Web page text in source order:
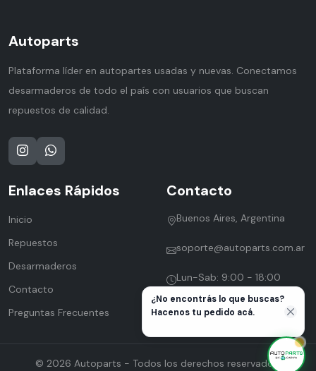
¿No encontrás lo que buscas?
Hacenos tu pedido acá.
Autoparts
Plataforma líder en autopartes usadas y nuevas. Conectamos
desarmaderos de todo el país con usuarios que buscan
repuestos de calidad.
Enlaces Rápidos
Inicio
Repuestos
Desarmaderos
Contacto
Preguntas Frecuentes
Contacto
Buenos Aires, Argentina
soporte@autoparts.com.ar
Lun-Sab: 9:00 - 18:00
© 2026 Autoparts - Todos los derechos reservados.